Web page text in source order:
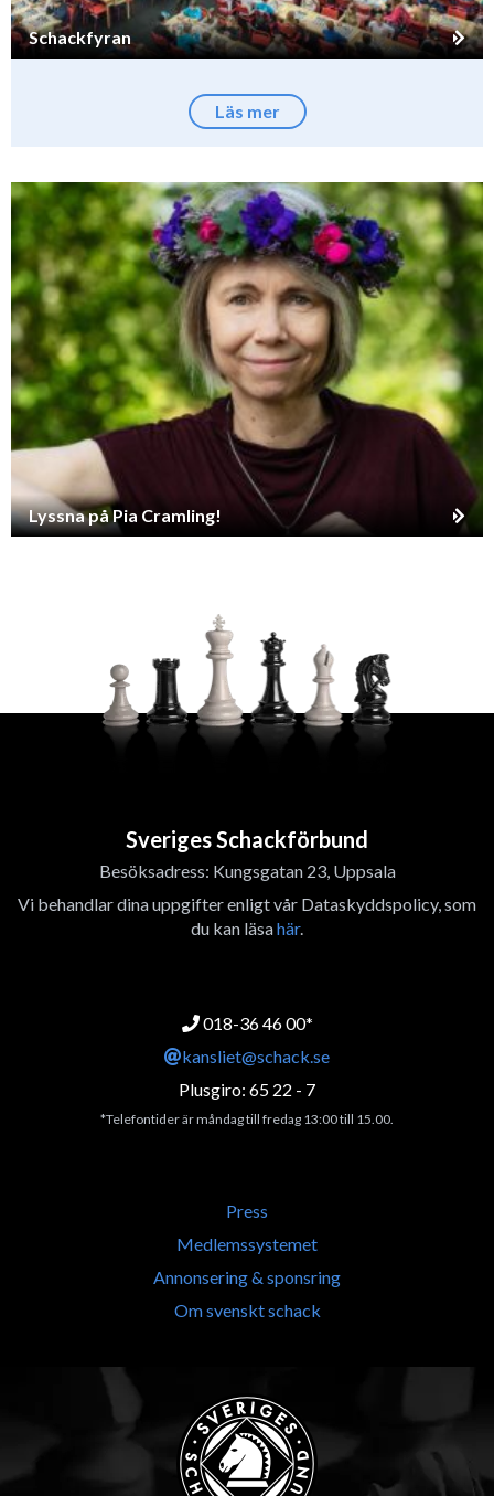
Schackfyran
Läs mer
Lyssna på Pia Cramling!
Sveriges Schackförbund
Besöksadress: Kungsgatan 23, Uppsala
Vi behandlar dina uppgifter enligt vår Dataskyddspolicy, som
du kan läsahär.
018-36 46 00*
kansliet@schack.se
Plusgiro: 65 22 - 7
*Telefontider är måndag till fredag 13:00 till 15.00.
Press
Medlemssystemet
Annonsering & sponsring
Om svenskt schack